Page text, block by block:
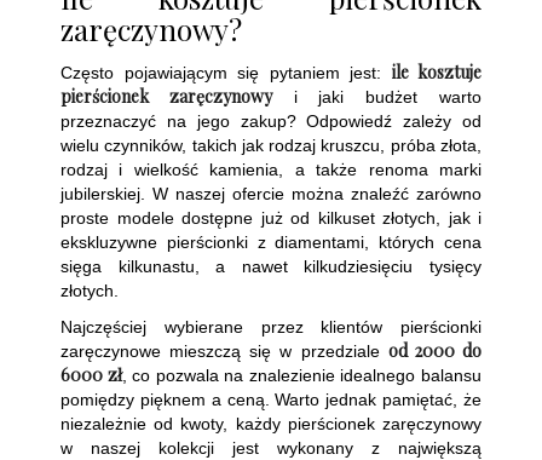
zaręczynowy?
Często pojawiającym się pytaniem jest: ile kosztuje
pierścionek zaręczynowyi jaki budżet warto
przeznaczyć na jego zakup? Odpowiedź zależy od
wielu czynników, takich jak rodzaj kruszcu, próba złota,
rodzaj i wielkość kamienia, a także renoma marki
jubilerskiej. W naszej ofercie można znaleźć zarówno
proste modele dostępne już od kilkuset złotych, jak i
ekskluzywne pierścionki z diamentami, których cena
sięga kilkunastu, a nawet kilkudziesięciu tysięcy
złotych.
Najczęściej wybierane przez klientów pierścionki
zaręczynowe mieszczą się w przedziale od 2000 do
6000 zł, co pozwala na znalezienie idealnego balansu
pomiędzy pięknem a ceną. Warto jednak pamiętać, że
niezależnie od kwoty, każdy pierścionek zaręczynowy
w naszej kolekcji jest wykonany z największą